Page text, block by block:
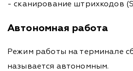
- сканирование штрихкодов
Автономная работа
Режим работы на терминале
называется автономным.